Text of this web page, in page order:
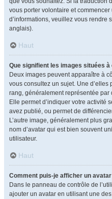
vous porter volontaire et
d’informations, veuillez vous rendre
anglais).
Haut
Que signifient les images situées à
Deux images peuvent apparaître à
vous consultez un sujet. Une
rang, généralement représentée
Elle permet d’indiquer votre activité
avez publié, ou permet de
L’autre image, généralement plus
nom d’avatar qui est bien souvent
utilisateur.
Haut
Comment puis-je afficher un
Dans le panneau de contrôle de
ajouter un avatar en utilisant une